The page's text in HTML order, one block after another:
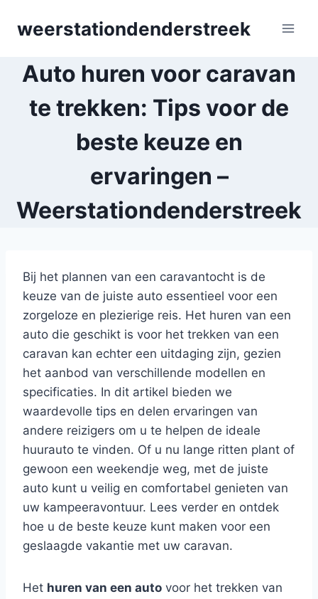
weerstationdenderstreek
Auto huren voor caravan
te trekken: Tips voor de
beste keuze en
ervaringen –
Weerstationdenderstreek
Bij het plannen van een caravantocht is de
keuze van de juiste auto essentieel voor een
zorgeloze en plezierige reis. Het huren van een
auto die geschikt is voor het trekken van een
caravan kan echter een uitdaging zijn, gezien
het aanbod van verschillende modellen en
specificaties. In dit artikel bieden we
waardevolle tips en delen ervaringen van
andere reizigers om u te helpen de ideale
huurauto te vinden. Of u nu lange ritten plant of
gewoon een weekendje weg, met de juiste
auto kunt u veilig en comfortabel genieten van
uw kampeeravontuur. Lees verder en ontdek
hoe u de beste keuze kunt maken voor een
geslaagde vakantie met uw caravan.
Het huren van een auto voor het trekken van